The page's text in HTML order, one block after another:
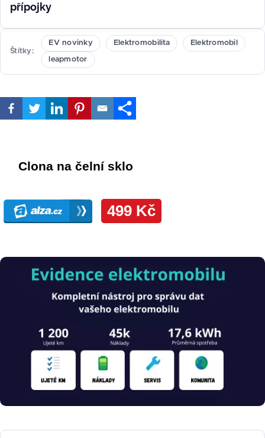
přípojky
Štítky
EV novinky Elektromobilita Elektromobil
leapmotor
Obrázek